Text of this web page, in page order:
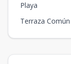
Playa
Terraza Común